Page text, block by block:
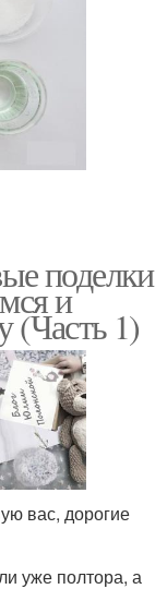
поделки
и
(Часть 1)
уже полтора, а